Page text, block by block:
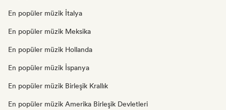
En popüler müzik İtalya
En popüler müzik Meksika
En popüler müzik Hollanda
En popüler müzik İspanya
En popüler müzik Birleşik Krallık
En popüler müzik Amerika Birleşik Devletleri